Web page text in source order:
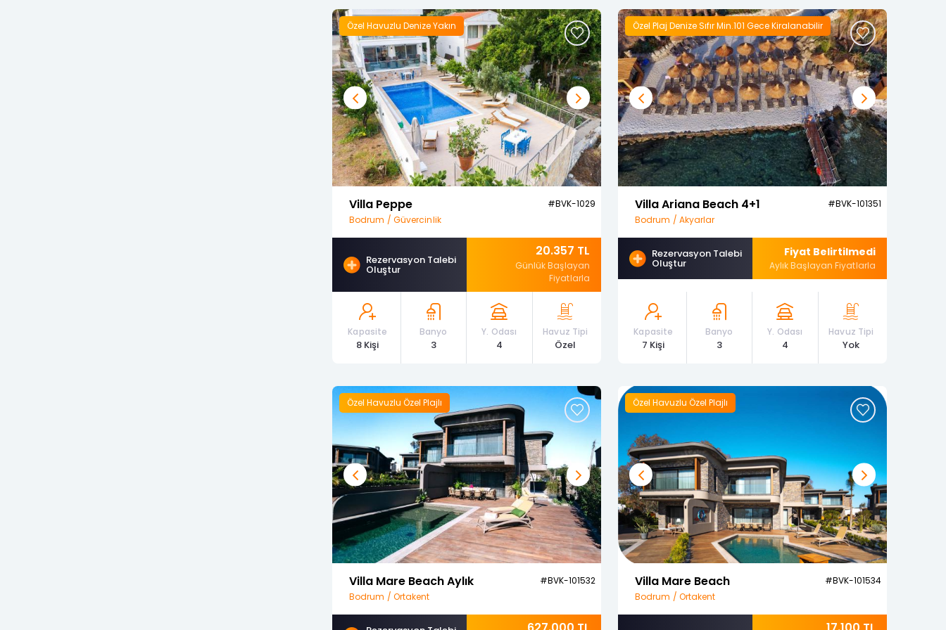
Previous Next
Özel Havuzlu Denize Yakın
Villa Peppe
#BVK-1029
Bodrum / Güvercinlik
Rezervasyon Talebi
Oluştur
20.357 TL
Günlük Başlayan
Fiyatlarla
Kapasite
8 Kişi
Banyo
3
Y. Odası
4
Havuz Tipi
Özel
Previous Next
Özel Plaj Denize Sıfır Min.101 Gece Kiralanabilir
Villa Ariana Beach 4+1
#BVK-101351
Bodrum / Akyarlar
Rezervasyon Talebi
Oluştur
Fiyat Belirtilmedi
Aylık Başlayan Fiyatlarla
Kapasite
7 Kişi
Banyo
3
Y. Odası
4
Havuz Tipi
Yok
Previous Next
Özel Havuzlu Özel Plajlı
Villa Mare Beach Aylık
#BVK-101532
Bodrum / Ortakent
Previous Next
Özel Havuzlu Özel Plajlı
Villa Mare Beach
#BVK-101534
Bodrum / Ortakent